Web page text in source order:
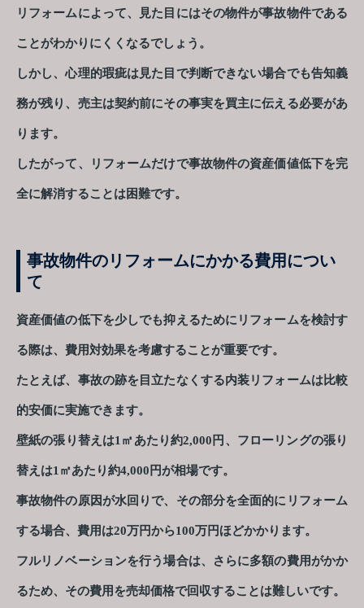
リフォームによって、見た目にはその物件が事故物件である
ことがわかりにくくなるでしょう。
しかし、心理的瑕疵は見た目で判断できない場合でも告知義
務が残り、売主は契約前にその事実を買主に伝える必要があ
ります。
したがって、リフォームだけで事故物件の資産価値低下を完
全に解消することは困難です。
事故物件のリフォームにかかる費用につい
て
資産価値の低下を少しでも抑えるためにリフォームを検討す
る際は、費用対効果を考慮することが重要です。
たとえば、事故の跡を目立たなくする内装リフォームは比較
的安価に実施できます。
壁紙の張り替えは1㎡あたり約2,000円、フローリングの張り
替えは1㎡あたり約4,000円が相場です。
事故物件の原因が水回りで、その部分を全面的にリフォーム
する場合、費用は20万円から100万円ほどかかります。
フルリノベーションを行う場合は、さらに多額の費用がかか
るため、その費用を売却価格で回収することは難しいです。